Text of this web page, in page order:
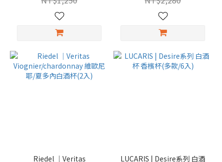
Riedel │Veritas
LUCARIS | Desire系列 白酒